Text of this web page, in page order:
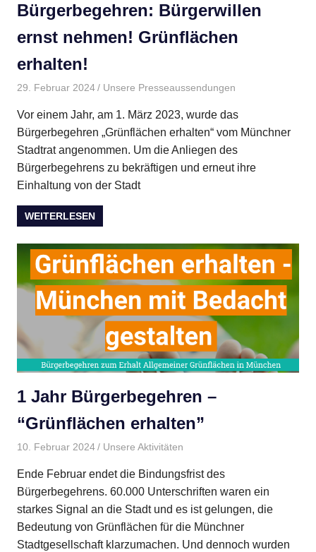
Bürgerbegehren: Bürgerwillen
ernst nehmen! Grünflächen
erhalten!
29. Februar 2024 BMBI
Unsere Presseaussendungen
Vor einem Jahr, am 1. März 2023, wurde das
Bürgerbegehren „Grünflächen erhalten“ vom Münchner
Stadtrat angenommen. Um die Anliegen des
Bürgerbegehrens zu bekräftigen und erneut ihre
Einhaltung von der Stadt
WEITERLESEN
1 Jahr Bürgerbegehren –
“Grünflächen erhalten”
10. Februar 2024 BMBI
Unsere Aktivitäten
Ende Februar endet die Bindungsfrist des
Bürgerbegehrens. 60.000 Unterschriften waren ein
starkes Signal an die Stadt und es ist gelungen, die
Bedeutung von Grünflächen für die Münchner
Stadtgesellschaft klarzumachen. Und dennoch wurden